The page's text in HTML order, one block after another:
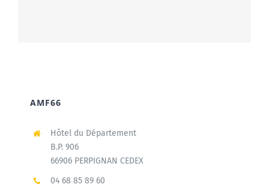
AMF66
Hôtel du Département
B.P. 906
66906 PERPIGNAN CEDEX
04 68 85 89 60